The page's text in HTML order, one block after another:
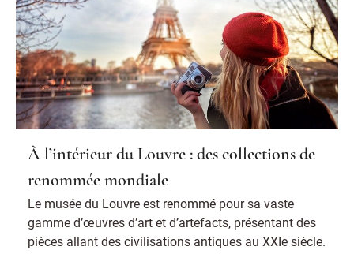
À l’intérieur du Louvre : des collections de
renommée mondiale
Le musée du Louvre est renommé pour sa vaste
gamme d’œuvres d’art et d’artefacts, présentant des
pièces allant des civilisations antiques au XXIe siècle.